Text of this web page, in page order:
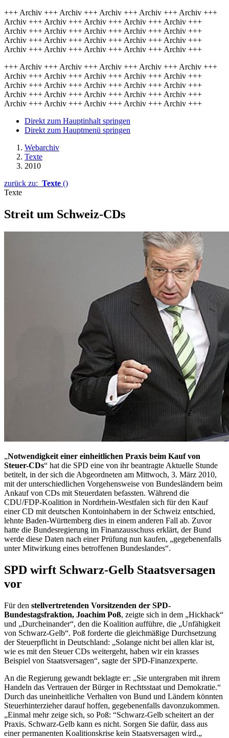
+++ Archiv +++ Archiv +++ Archiv +++ Archiv +++ Archiv +++
Archiv +++ Archiv +++ Archiv +++ Archiv +++ Archiv +++
Archiv +++ Archiv +++ Archiv +++ Archiv +++ Archiv +++
Archiv +++ Archiv +++ Archiv +++ Archiv +++ Archiv +++
Archiv +++ Archiv +++ Archiv +++ Archiv +++ Archiv +++
+++ Archiv +++ Archiv +++ Archiv +++ Archiv +++ Archiv +++
Archiv +++ Archiv +++ Archiv +++ Archiv +++ Archiv +++
Archiv +++ Archiv +++ Archiv +++ Archiv +++ Archiv +++
Archiv +++ Archiv +++ Archiv +++ Archiv +++ Archiv +++
Archiv +++ Archiv +++ Archiv +++ Archiv +++ Archiv +++
Direkt zum Hauptinhalt springen
Direkt zum Hauptmenü springen
Webarchiv
Texte
2010
zurück zu: Texte ()
Texte
Streit um Schweiz-CDs
„Notwendigkeit einer einheitlichen Praxis beim Kauf von
Steuer-CDs“ hat die SPD eine von ihr beantragte Aktuelle Stunde
betitelt, in der sich die Abgeordneten am Mittwoch, 3. März 2010,
mit der unterschiedlichen Vorgehensweise von Bundesländern beim
Ankauf von CDs mit Steuerdaten befassten. Während die
CDU/FDP-Koalition in Nordrhein-Westfalen sich für den Kauf
einer CD mit deutschen Kontoinhabern in der Schweiz entschied,
lehnte Baden-Württemberg dies in einem anderen Fall ab. Zuvor
hatte die Bundesregierung im Finanzausschuss erklärt, der Bund
werde diese Daten nach einer Prüfung nun kaufen, „gegebenenfalls
unter Mitwirkung eines betroffenen Bundeslandes“.
SPD wirft Schwarz-Gelb Staatsversagen
vor
Für den stellvertretenden Vorsitzenden der SPD-
Bundestagsfraktion, Joachim Poß, zeigte sich in dem „Hickhack“
und „Durcheinander“, den die Koalition aufführe, die „Unfähigkeit
von Schwarz-Gelb“. Poß forderte die gleichmäßige Durchsetzung
der Steuerpflicht in Deutschland: „Solange nicht bei allen klar ist,
wie es mit den Steuer CDs weitergeht, haben wir ein krasses
Beispiel von Staatsversagen“, sagte der SPD-Finanzexperte.
An die Regierung gewandt beklagte er: „Sie untergraben mit ihrem
Handeln das Vertrauen der Bürger in Rechtsstaat und Demokratie.“
Durch das uneinheitliche Verhalten von Bund und Ländern könnten
Steuerhinterzieher darauf hoffen, gegebenenfalls davonzukommen.
„Einmal mehr zeige sich, so Poß: “Schwarz-Gelb scheitert an der
Praxis. Schwarz-Gelb kann es nicht. Sorgen Sie dafür, dass aus
einer permanenten Koalitionskrise kein Staatsversagen wird.„